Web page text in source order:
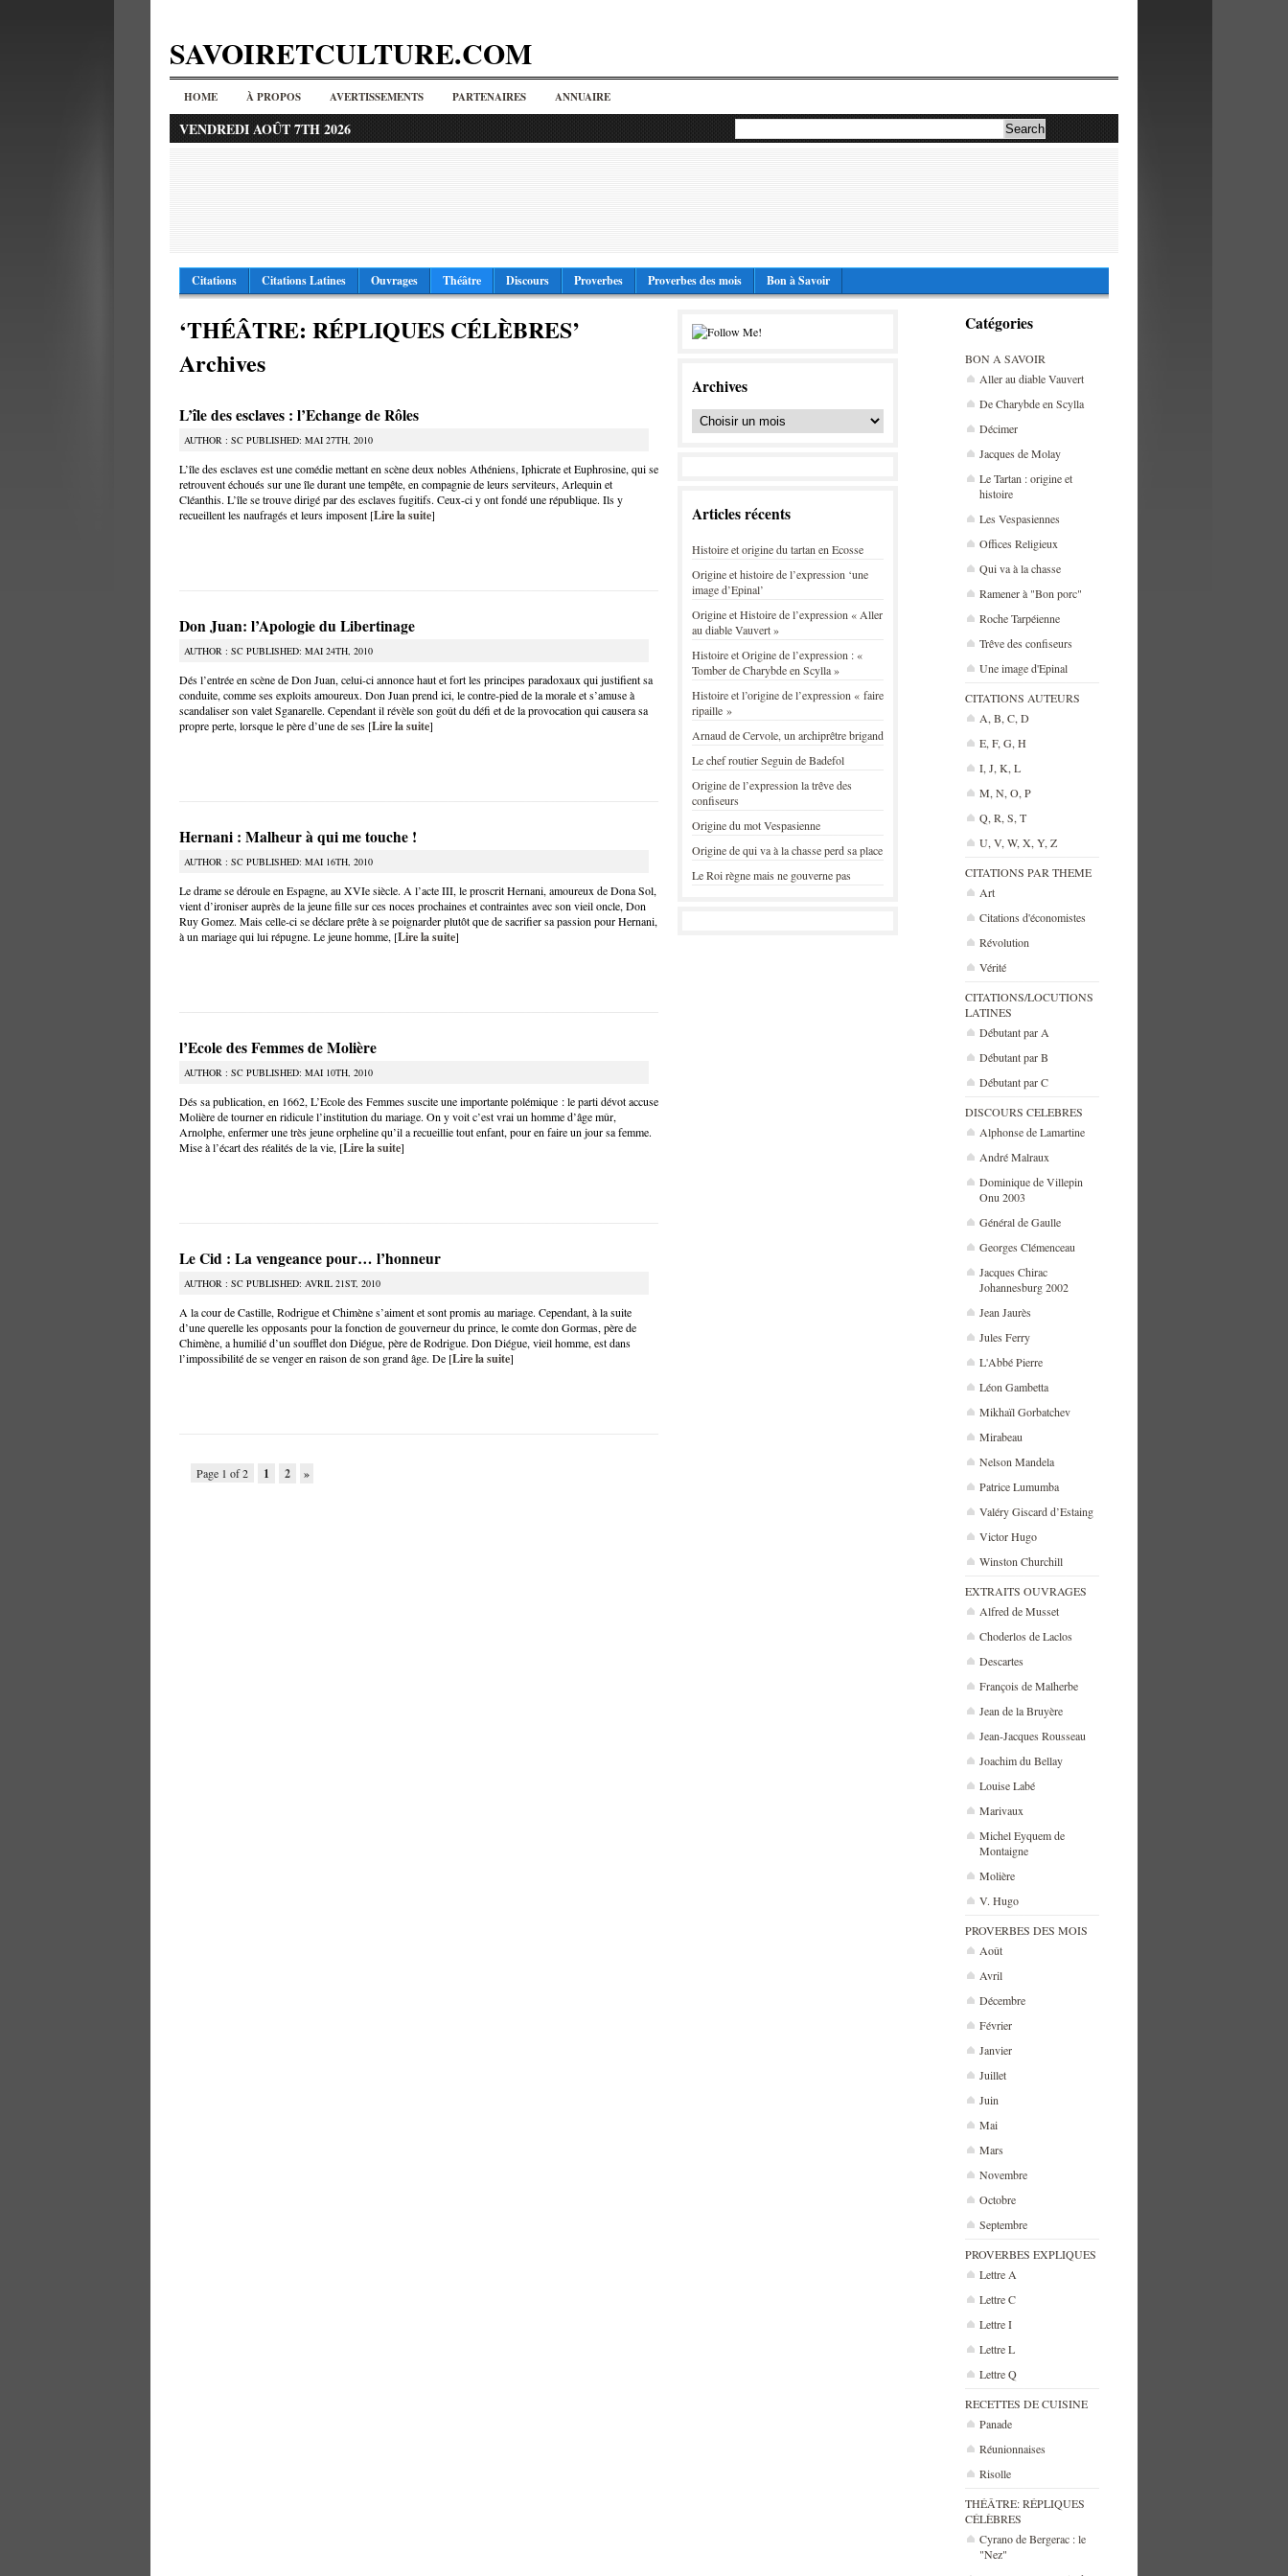
SAVOIRETCULTURE.COM
HOME À PROPOS AVERTISSEMENTS PARTENAIRES ANNUAIRE
VENDREDI AOÛT 7TH 2026
Citations Citations Latines Ouvrages Théâtre Discours Proverbes Proverbes des mois Bon à Savoir
Catégories
BON A SAVOIR
Aller au diable Vauvert
De Charybde en Scylla
Décimer
Jacques de Molay
Le Tartan : origine et
histoire
Les Vespasiennes
Offices Religieux
Qui va à la chasse
Ramener à "Bon porc"
Roche Tarpéienne
Trêve des confiseurs
Une image d'Epinal
CITATIONS AUTEURS
A, B, C, D
E, F, G, H
I, J, K, L
M, N, O, P
Q, R, S, T
U, V, W, X, Y, Z
CITATIONS PAR THEME
Art
Citations d'économistes
Révolution
Vérité
CITATIONS/LOCUTIONS
LATINES
Débutant par A
Débutant par B
Débutant par C
DISCOURS CELEBRES
Alphonse de Lamartine
André Malraux
Dominique de Villepin
Onu 2003
Général de Gaulle
Georges Clémenceau
Jacques Chirac
Johannesburg 2002
Jean Jaurès
Jules Ferry
L'Abbé Pierre
Léon Gambetta
Mikhaïl Gorbatchev
Mirabeau
Nelson Mandela
Patrice Lumumba
Valéry Giscard d’Estaing
Victor Hugo
Winston Churchill
EXTRAITS OUVRAGES
Alfred de Musset
Choderlos de Laclos
Descartes
François de Malherbe
Jean de la Bruyère
Jean-Jacques Rousseau
Joachim du Bellay
Louise Labé
Marivaux
Michel Eyquem de
Montaigne
Molière
V. Hugo
PROVERBES DES MOIS
Août
Avril
Décembre
Février
Janvier
Juillet
Juin
Mai
Mars
Novembre
Octobre
Septembre
PROVERBES EXPLIQUES
Lettre A
Lettre C
Lettre I
Lettre L
Lettre Q
RECETTES DE CUISINE
Panade
Réunionnaises
Risolle
THÉÂTRE: RÉPLIQUES
CÉLÈBRES
Cyrano de Bergerac : le
"Nez"
‘THÉÂTRE: RÉPLIQUES CÉLÈBRES’
Archives
L’île des esclaves : l’Echange de Rôles
AUTHOR : SC PUBLISHED: MAI 27TH, 2010
L’île des esclaves est une comédie mettant en scène deux nobles Athéniens, Iphicrate et Euphrosine, qui se
retrouvent échoués sur une île durant une tempête, en compagnie de leurs serviteurs, Arlequin et
Cléanthis. L’île se trouve dirigé par des esclaves fugitifs. Ceux-ci y ont fondé une république. Ils y
recueillent les naufragés et leurs imposent [Lire la suite]
Don Juan: l’Apologie du Libertinage
AUTHOR : SC PUBLISHED: MAI 24TH, 2010
Dés l’entrée en scène de Don Juan, celui-ci annonce haut et fort les principes paradoxaux qui justifient sa
conduite, comme ses exploits amoureux. Don Juan prend ici, le contre-pied de la morale et s’amuse à
scandaliser son valet Sganarelle. Cependant il révèle son goût du défi et de la provocation qui causera sa
propre perte, lorsque le père d’une de ses [Lire la suite]
Hernani : Malheur à qui me touche !
AUTHOR : SC PUBLISHED: MAI 16TH, 2010
Le drame se déroule en Espagne, au XVIe siècle. A l’acte III, le proscrit Hernani, amoureux de Dona Sol,
vient d’ironiser auprès de la jeune fille sur ces noces prochaines et contraintes avec son vieil oncle, Don
Ruy Gomez. Mais celle-ci se déclare prête à se poignarder plutôt que de sacrifier sa passion pour Hernani,
à un mariage qui lui répugne. Le jeune homme, [Lire la suite]
l’Ecole des Femmes de Molière
AUTHOR : SC PUBLISHED: MAI 10TH, 2010
Dés sa publication, en 1662, L’Ecole des Femmes suscite une importante polémique : le parti dévot accuse
Molière de tourner en ridicule l’institution du mariage. On y voit c’est vrai un homme d’âge mûr,
Arnolphe, enfermer une très jeune orpheline qu’il a recueillie tout enfant, pour en faire un jour sa femme.
Mise à l’écart des réalités de la vie, [Lire la suite]
Le Cid : La vengeance pour… l’honneur
AUTHOR : SC PUBLISHED: AVRIL 21ST, 2010
A la cour de Castille, Rodrigue et Chimène s’aiment et sont promis au mariage. Cependant, à la suite
d’une querelle les opposants pour la fonction de gouverneur du prince, le comte don Gormas, père de
Chimène, a humilié d’un soufflet don Diégue, père de Rodrigue. Don Diégue, vieil homme, est dans
l’impossibilité de se venger en raison de son grand âge. De [Lire la suite]
Page 1 of 2 1 2 »
Archives
Articles récents
Histoire et origine du tartan en Ecosse
Origine et histoire de l’expression ‘une
image d’Epinal’
Origine et Histoire de l’expression « Aller
au diable Vauvert »
Histoire et Origine de l’expression : «
Tomber de Charybde en Scylla »
Histoire et l’origine de l’expression « faire
ripaille »
Arnaud de Cervole, un archiprêtre brigand
Le chef routier Seguin de Badefol
Origine de l’expression la trêve des
confiseurs
Origine du mot Vespasienne
Origine de qui va à la chasse perd sa place
Le Roi règne mais ne gouverne pas